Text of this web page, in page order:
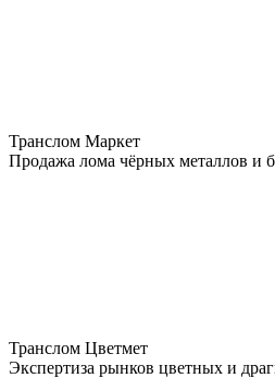
Транслом Маркет
Продажа лома чёрных металлов и
Транслом Цветмет
Экспертиза рынков цветных и